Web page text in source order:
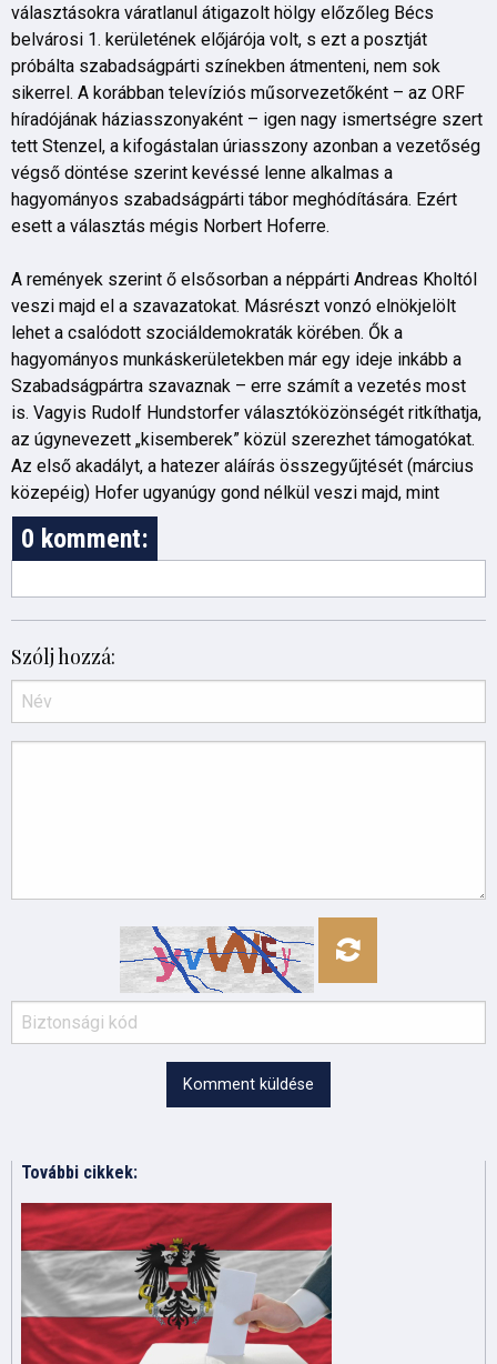
választásokra váratlanul átigazolt hölgy előzőleg Bécs
belvárosi 1. kerületének előjárója volt, s ezt a posztját
próbálta szabadságpárti színekben átmenteni, nem sok
sikerrel. A korábban televíziós műsorvezetőként – az ORF
híradójának háziasszonyaként – igen nagy ismertségre szert
tett Stenzel, a kifogástalan úriasszony azonban a vezetőség
végső döntése szerint kevéssé lenne alkalmas a
hagyományos szabadságpárti tábor meghódítására. Ezért
esett a választás mégis Norbert Hoferre.
A remények szerint ő elsősorban a néppárti Andreas Kholtól
veszi majd el a szavazatokat. Másrészt vonzó elnökjelölt
lehet a csalódott szociáldemokraták körében. Ők a
hagyományos munkáskerületekben már egy ideje inkább a
Szabadságpártra szavaznak – erre számít a vezetés most
is. Vagyis Rudolf Hundstorfer választóközönségét ritkíthatja,
az úgynevezett „kisemberek” közül szerezhet támogatókat.
Az első akadályt, a hatezer aláírás összegyűjtését (március
közepéig) Hofer ugyanúgy gond nélkül veszi majd, mint
0 komment:
Szólj hozzá:
Komment küldése
További cikkek: